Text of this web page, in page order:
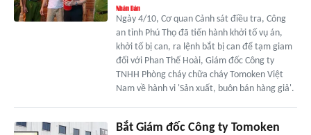
Ngày 4/10, Cơ quan Cảnh sát điều tra, Công
an tỉnh Phú Thọ đã tiến hành khởi tố vụ án,
khởi tố bị can, ra lệnh bắt bị can để tạm giam
đối với Phan Thế Hoài, Giám đốc Công ty
TNHH Phòng cháy chữa cháy Tomoken Việt
Nam về hành vi 'Sản xuất, buôn bán hàng giả'.
Bắt Giám đốc Công ty Tomoken